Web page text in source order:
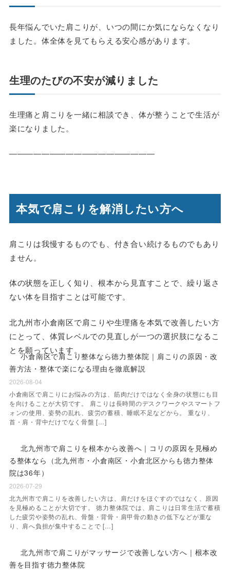
長年悩んでいた肩こりが、いつの間にか気にならなくなり
ました。体全体を見てもらえる安心感があります。
生理のたびの不安が減りました
生理痛と肩こりを一緒に相談でき、体が整うことで生活が
楽になりました。
――――――――――――――――――
本気で肩こりを解消したい方へ
肩こりは我慢するものでも、付き合い続けるものでもあり
ません。
体の状態を正しく知り、根本から見直すことで、繰り返さ
ない体を目指すことは可能です。
北九州市小倉南区で肩こりや生理痛を本気で改善したい方
にとって、体質レベルでの見直しが一つの選択肢になるこ
とを願っています。
小倉南区で肩こり整体なら徳力整体院｜肩こりの原因・改
善方法・整体で楽になる理由を徹底解説
2026-08-04
小倉南区で肩こりにお悩みの方は、筋肉だけではなく全身の状態にも目
を向けることが大切です。 肩こりは長時間のデスクワークやスマートフ
ォンの使用、姿勢の乱れ、疲労の蓄積、睡眠不足などから。 重なり、
首・肩・背中だけでなく骨盤 […]
北九州市で肩こりを根本から改善へ｜コリの原因を見極め
る整体なら（北九州市・小倉南区・小倉北区からも徳力整体
院は36年）
2026-07-29
北九州市で肩こりを改善したい方は、肩だけをほぐすのではなく、原因
を見極めることが大切です。 徳力整体院では、肩こりは日常生活で蓄積
した疲労や姿勢の乱れ、骨盤・背骨・肩甲骨の動きの低下などが重な
り、肩へ負担が集中することで […]
北九州市で肩こりがマッサージで改善しない方へ｜根本改
善を目指す徳力整体院